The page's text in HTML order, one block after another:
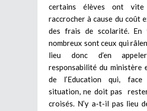
certains élèves ont
raccrocher à cause du coût
des frais de scolarité. En
nombreux sont ceux qui
lieu donc d’en
responsabilité du ministère
de l’Education qui,
situation, ne doit pas
croisés. N’y a-t-il pas lieu